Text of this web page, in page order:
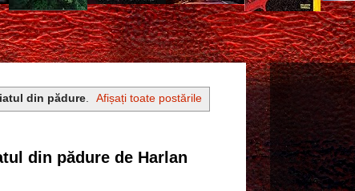
din pădure. Afișați toate postările
din pădure de Harlan